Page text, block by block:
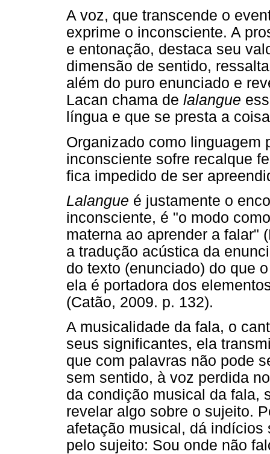
A voz, que transcende o
exprime o inconsciente. A
e entonação, destaca seu
dimensão de sentido,
além do puro enunciado e
Lacan chama de lalangue
língua e que se presta a
Organizado como linguagem
inconsciente sofre recalque
fica impedido de ser
Lalangue é justamente o
inconsciente, é "o modo
materna ao aprender a falar"
a tradução acústica da
do texto (enunciado) do que
ela é portadora dos
(Catão, 2009. p. 132).
A musicalidade da fala, o
seus significantes, ela
que com palavras não pode
sem sentido, à voz perdida
da condição musical da fala,
revelar algo sobre o sujeito.
afetação musical, dá
pelo sujeito: Sou onde não